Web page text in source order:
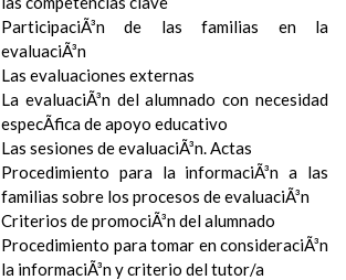
ParticipaciÃ³n de las familias en la
evaluaciÃ³n
Las evaluaciones externas
La evaluaciÃ³n del alumnado con necesidad
especÃ­fica de apoyo educativo
Las sesiones de evaluaciÃ³n. Actas
Procedimiento para la informaciÃ³n a las
familias sobre los procesos de evaluaciÃ³n
Criterios de promociÃ³n del alumnado
Procedimiento para tomar en consideraciÃ³n
la informaciÃ³n y criterio del tutor/a